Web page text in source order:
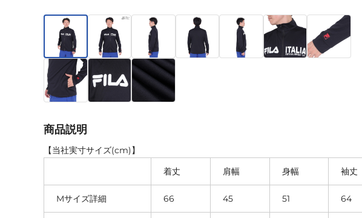
商品説明
【当社実寸サイズ(cm)】
着丈
肩幅 身幅 袖丈
Mサイズ詳細 66 45 51 64